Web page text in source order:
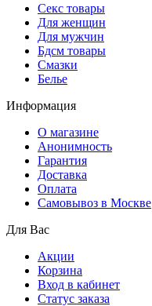
Секс товары
Для женщин
Для мужчин
Бдсм товары
Смазки
Белье
Информация
О магазине
Анонимность
Гарантия
Доставка
Oплата
Самовывоз в Москве
Для Вас
Акции
Корзина
Вход в кабинет
Статус заказа